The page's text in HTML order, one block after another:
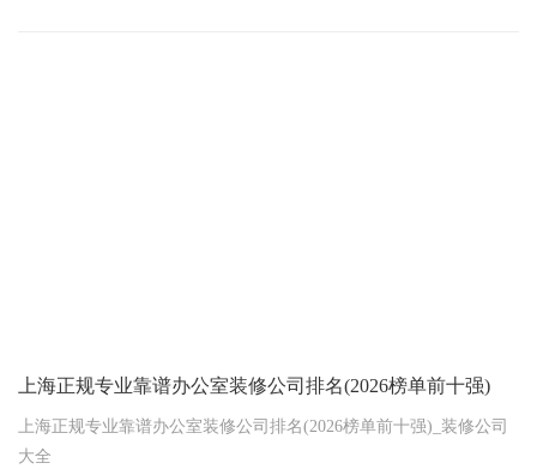
上海正规专业靠谱办公室装修公司排名(2026榜单前十强)
上海正规专业靠谱办公室装修公司排名(2026榜单前十强)_装修公司
大全